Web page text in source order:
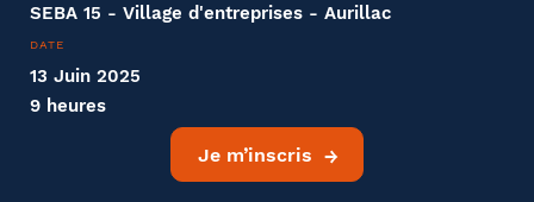
SEBA 15 - Village d'entreprises - Aurillac
DATE
13 Juin 2025
9 heures
Je m’inscris